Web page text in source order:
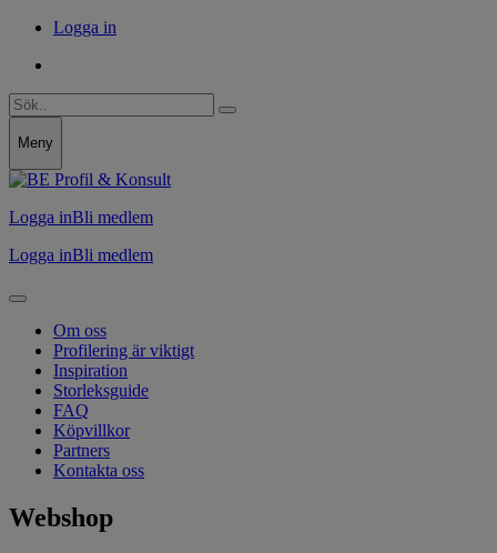
Logga in
Meny
Logga inBli medlem
Logga inBli medlem
Om oss
Profilering är viktigt
Inspiration
Storleksguide
FAQ
Köpvillkor
Partners
Kontakta oss
Webshop